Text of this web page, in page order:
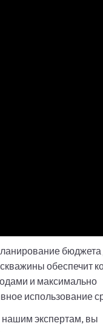
бюджета
обеспечит
и максимально
использование
экспертам, вы